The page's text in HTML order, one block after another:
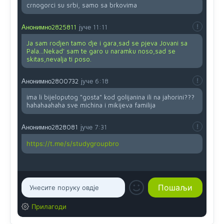
crnogorci su srbi, samo sa brkovima
Анонимно2825811 јуче 11:11
Ja sam rodjen tamo dje i gara,sad se pjeva Jovani sa
Pala...Nekad' sam te garo u naramku noso,sad se
skitas,nevalja ti poso.
Анонимно2800732 јуче 6:18
ima li bijeloputog "gosta" kod golijanina ili na jahorini???
hahahaahaha sve michina i mikijeva familija
Анонимно2828081 јуче 7:31
https://t.me/s/studygroupbro
Прилагоди